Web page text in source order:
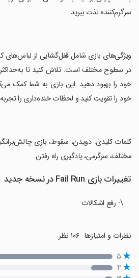
سرگرم‌کننده لذت ببرید.
‏ویژگی‌های بازی شامل قفل‌گشایی از لباس‌های
در سطوح مختلف است. تلاش کنید تا
خود را بهبود دهید. این بازی به شما کمک
خود را تقویت کنید و لحظات خنده‌داری را تجربه
‏کلمات کلیدی: دویدن، سقوط، بازی
مختلف، سرگرمی، یادگیری راه رفتن.
تغییرات بازی Fail Run در نسخه جدید
\- رفع اشکالات
نظرات و امتیازها
۵
۴